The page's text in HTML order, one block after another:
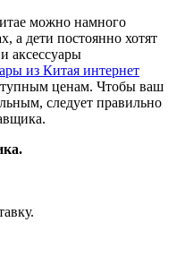
можно намного
а дети постоянно хотят
аксессуары
из Китая интернет
ценам. Чтобы ваш
следует правильно